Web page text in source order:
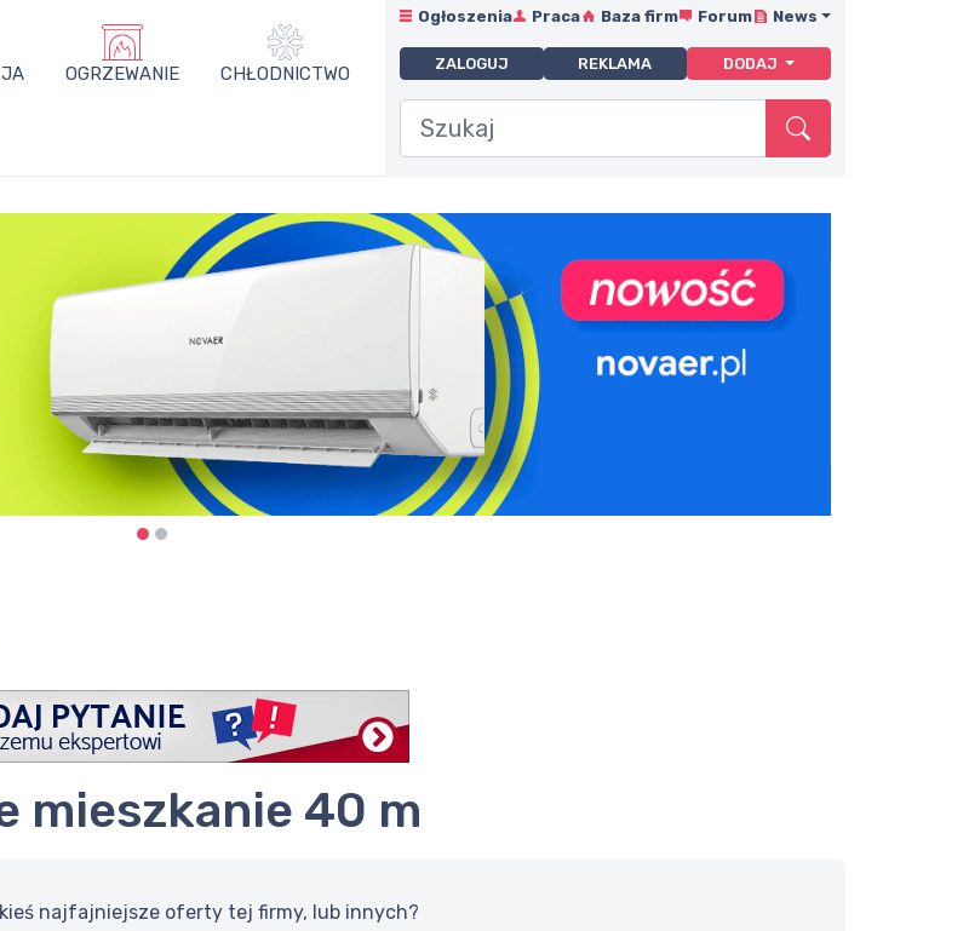
OGRZEWANIE CHŁODNICTWO
Ogłoszenia Praca Baza firm Forum News
ZALOGUJ REKLAMA DODAJ
mieszkanie 40 m
najfajniejsze oferty tej firmy, lub innych?